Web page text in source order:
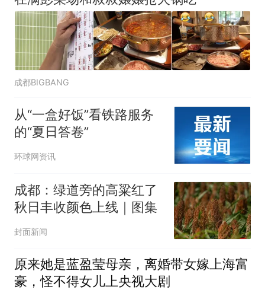
成都BIGBANG
从“一盒好饭”看铁路服务
的“夏日答卷”
环球网资讯
成都：绿道旁的高粱红了
秋日丰收颜色上线｜图集
封面新闻
原来她是蓝盈莹母亲，离婚带女嫁上海富
豪，怪不得女儿上央视大剧